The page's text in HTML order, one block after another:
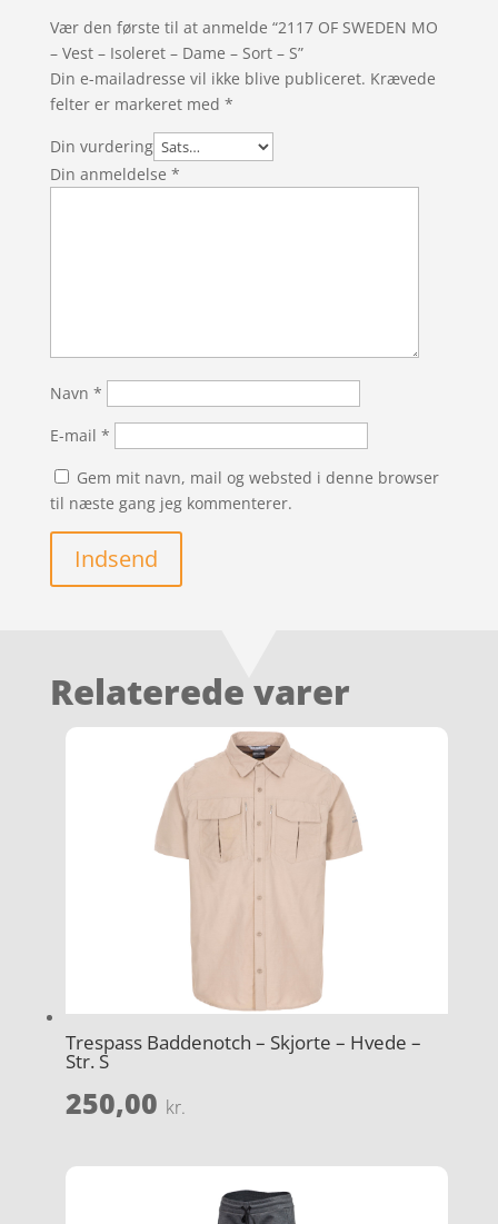
Vær den første til at anmelde “2117 OF SWEDEN MO
– Vest – Isoleret – Dame – Sort – S”
Din e-mailadresse vil ikke blive publiceret. Krævede
felter er markeret med *
Din vurdering
Din anmeldelse *
Navn *
E-mail *
Gem mit navn, mail og websted i denne browser
til næste gang jeg kommenterer.
Indsend
Relaterede varer
Trespass Baddenotch – Skjorte – Hvede –
Str. S
250,00 kr.